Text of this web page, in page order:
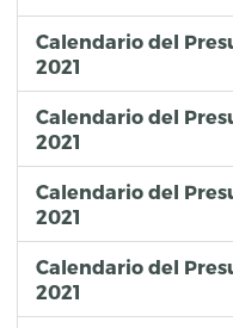
Calendario del
2021
Calendario del
2021
Calendario del
2021
Calendario del
2021